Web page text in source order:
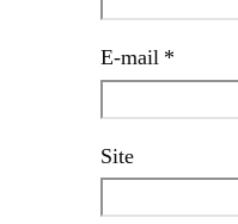
E-mail *
Site